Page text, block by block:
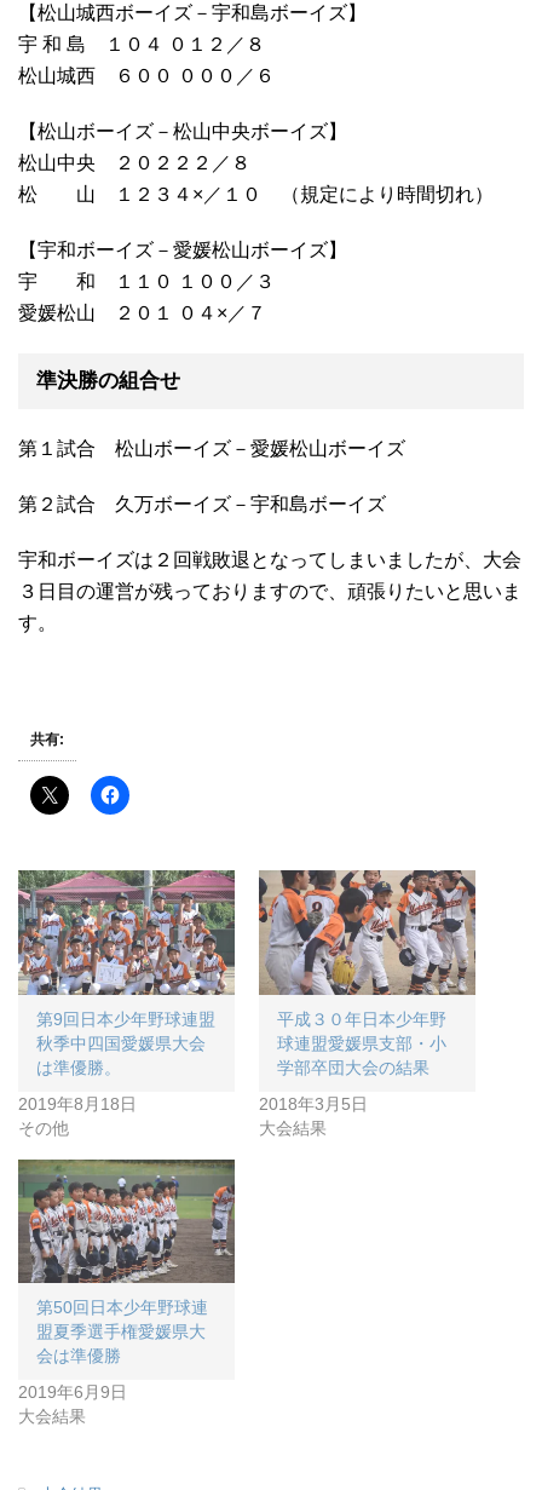
【松山城西ボーイズ－宇和島ボーイズ】
宇 和 島 １０４ ０１２／８
松山城西 ６００ ０００／６
【松山ボーイズ－松山中央ボーイズ】
松山中央 ２０２２２／８
松 山 １２３４×／１０ （規定により時間切れ）
【宇和ボーイズ－愛媛松山ボーイズ】
宇 和 １１０ １００／３
愛媛松山 ２０１ ０４×／７
準決勝の組合せ
第１試合 松山ボーイズ－愛媛松山ボーイズ
第２試合 久万ボーイズ－宇和島ボーイズ
宇和ボーイズは２回戦敗退となってしまいましたが、大会
３日目の運営が残っておりますので、頑張りたいと思いま
す。
共有:
第9回日本少年野球連盟
秋季中四国愛媛県大会
は準優勝。
2019年8月18日
その他
平成３０年日本少年野
球連盟愛媛県支部・小
学部卒団大会の結果
2018年3月5日
大会結果
第50回日本少年野球連
盟夏季選手権愛媛県大
会は準優勝
2019年6月9日
大会結果